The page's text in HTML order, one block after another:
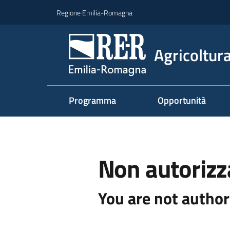
Regione Emilia-Romagna
Programma Opportunità
Non
You are not